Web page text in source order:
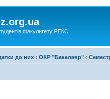
факультету РЕКС
до них ‹ ОКР "Бакалавр" ‹